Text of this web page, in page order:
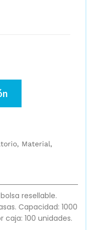
, Material,
resellable.
Capacidad: 1000
100 unidades.